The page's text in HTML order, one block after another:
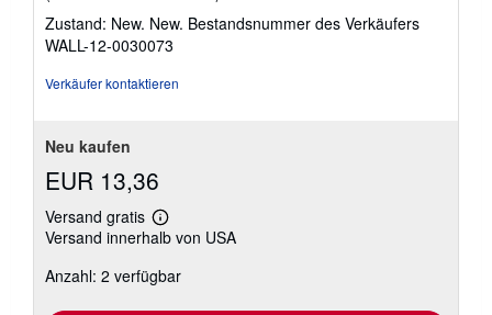
von
Zustand: New. New. Bestandsnummer des Verkäufers
WALL-12-0030073
Verkäufer kontaktieren
Neu kaufen
EUR 13,36
Versand gratis
Weitere
Informationen
Versandkosten
Versand innerhalb von USA
Anzahl: 2 verfügbar